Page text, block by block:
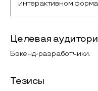
интерактивном
Целевая
Бэкенд-разработчики.
Тезисы